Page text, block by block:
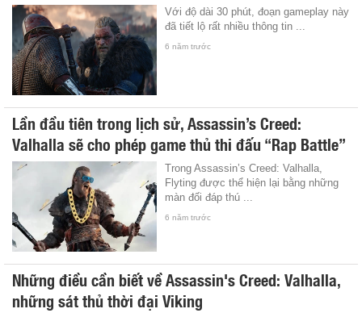
Với độ dài 30 phút, đoạn gameplay này
đã tiết lộ rất nhiều thông tin ...
6 năm trước
Lần đầu tiên trong lịch sử, Assassin’s Creed:
Valhalla sẽ cho phép game thủ thi đấu “Rap Battle”
Trong Assassin’s Creed: Valhalla,
Flyting được thể hiện lại bằng những
màn đối đáp thú ...
6 năm trước
Những điều cần biết về Assassin's Creed: Valhalla,
những sát thủ thời đại Viking